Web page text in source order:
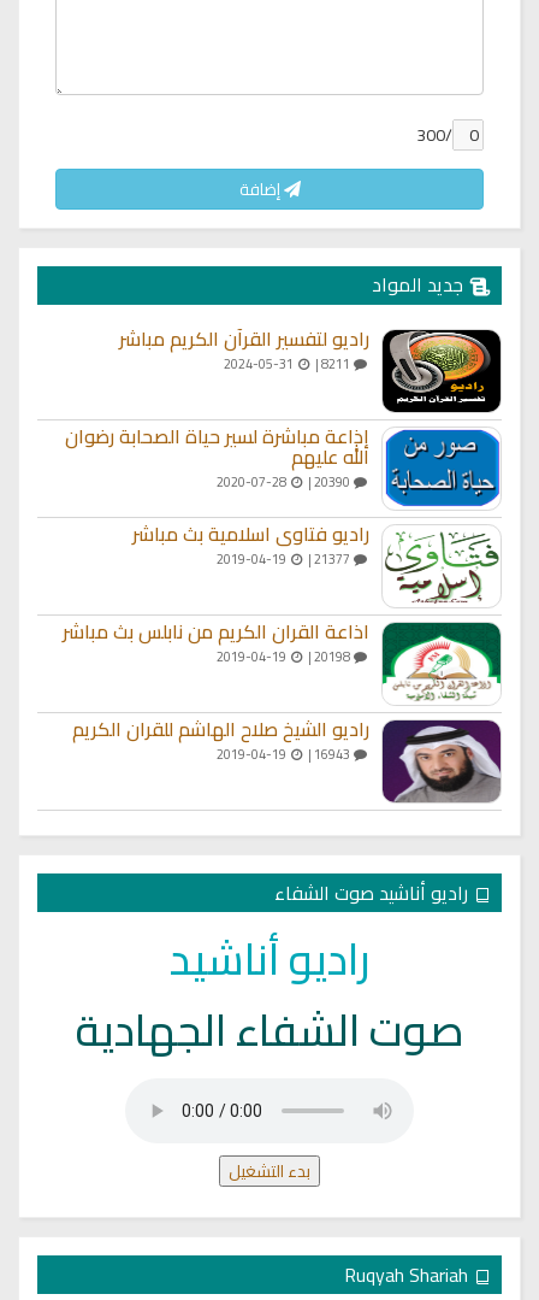
/300
إضافة
جديد المواد
راديو لتفسير القرآن الكريم مباشر
إذاعة مباشرة لسير حياة الصحابة رضوان
الله عليهم
2020-07-28
راديو فتاوى اسلامية بث مباشر
اذاعة القران الكريم من نابلس بث مباشر
20198 |
راديو الشيخ صلاح الهاشم للقران الكريم
راديو أناشيد صوت الشفاء
راديو أناشيد
صوت الشفاء الجهادية
بدء التشغيل